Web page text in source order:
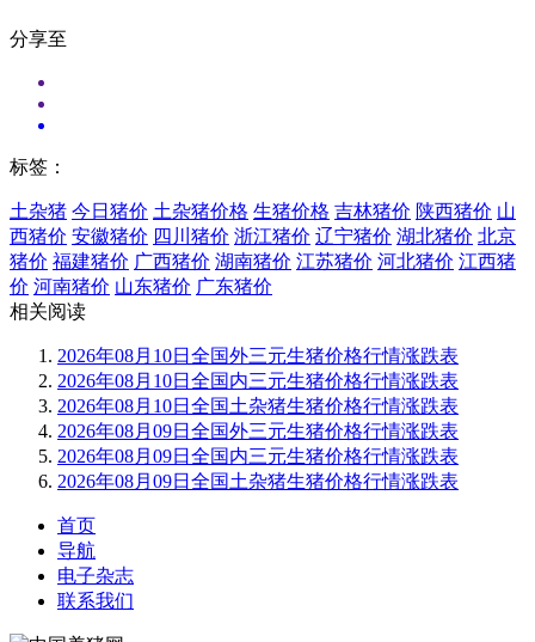
分享至
标签：
土杂猪 今日猪价 土杂猪价格 生猪价格 吉林猪价 陕西猪价 山
西猪价 安徽猪价 四川猪价 浙江猪价 辽宁猪价 湖北猪价 北京
猪价 福建猪价 广西猪价 湖南猪价 江苏猪价 河北猪价 江西猪
价 河南猪价 山东猪价 广东猪价
相关阅读
2026年08月10日全国外三元生猪价格行情涨跌表
2026年08月10日全国内三元生猪价格行情涨跌表
2026年08月10日全国土杂猪生猪价格行情涨跌表
2026年08月09日全国外三元生猪价格行情涨跌表
2026年08月09日全国内三元生猪价格行情涨跌表
2026年08月09日全国土杂猪生猪价格行情涨跌表
首页
导航
电子杂志
联系我们